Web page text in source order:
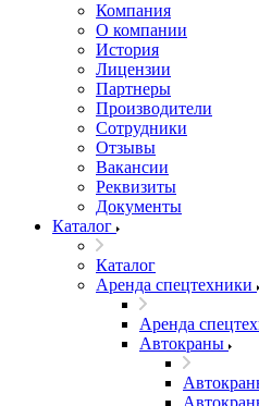
Компания
О компании
История
Лицензии
Партнеры
Производители
Сотрудники
Отзывы
Вакансии
Реквизиты
Документы
Каталог
Каталог
Аренда спецтехники
Аренда
Автокраны